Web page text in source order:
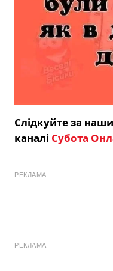
Слідкуйте за
каналі Субота
РЕКЛАМА
РЕКЛАМА